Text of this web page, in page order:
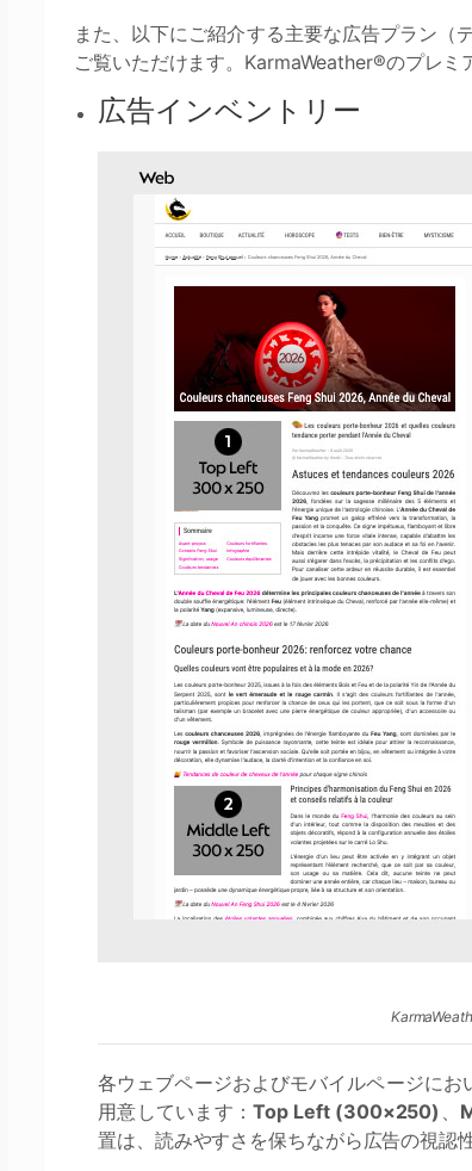
また、以下にご紹介する主要な広告プラン（
ご覧いただけます。KarmaWeather®のプレミ
広告インベントリー
各ウェブページおよびモバイルページに
用意しています：Top Left (300×250) 、
置は、読みやすさを保ちながら広告の視認